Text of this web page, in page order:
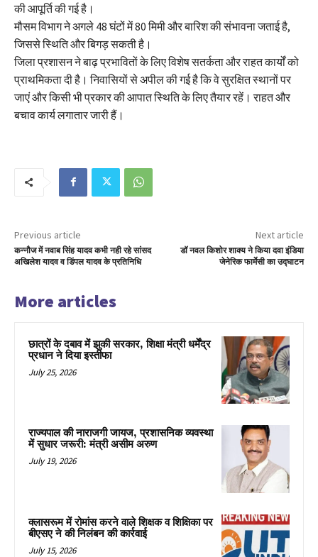
की आपूर्ति की गई है।
मौसम विभाग ने अगले 48 घंटों में 80 मिमी और बारिश की संभावना जताई है,
जिससे स्थिति और बिगड़ सकती है।
जिला प्रशासन ने बाढ़ प्रभावितों के लिए विशेष सतर्कता और राहत कार्यों को
प्राथमिकता दी है। निवासियों से अपील की गई है कि वे सुरक्षित स्थानों पर
जाएं और किसी भी प्रकार की आपात स्थिति के लिए तैयार रहें। राहत और
बचाव कार्य लगातार जारी हैं।
Previous article
कन्नौज में नवाब सिंह यादव कभी नही रहे सांसद
अखिलेश यादव व डिंपल यादव के प्रतिनिधि
Next article
डॉ नवल किशोर शाक्य ने किया दवा इंडिया
जेनेरिक फार्मेसी का उद्घाटन
More articles
छात्रों के दबाव में झुकी सरकार, शिक्षा मंत्री धर्मेंद्र
प्रधान ने दिया इस्तीफा
July 25, 2026
राज्यपाल की नाराजगी जायज, प्रशासनिक व्यवस्था
में सुधार जरूरी: मंत्री असीम अरुण
July 19, 2026
क्लासरूम में रोमांस करने वाले शिक्षक व शिक्षिका पर
बीएसए ने की निलंबन की कार्रवाई
July 15, 2026